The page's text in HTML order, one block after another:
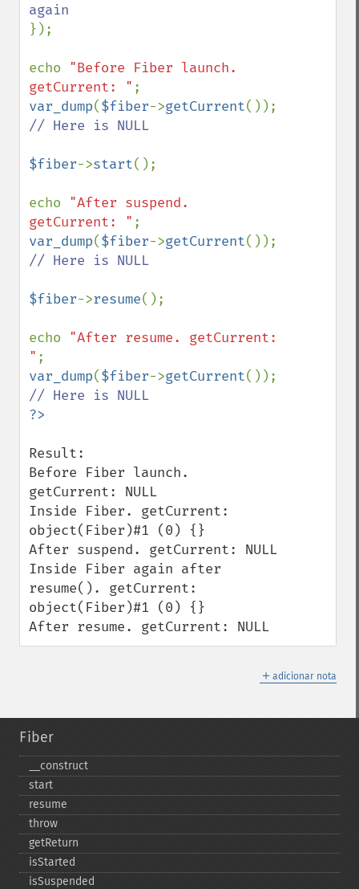
});
echo "Before Fiber launch.
getCurrent: "
var_dump($fiber->getCurrent
// Here is NULL
$fiber->start();
echo "After suspend.
getCurrent: "
var_dump($fiber->getCurrent
// Here is NULL
$fiber->resume();
echo "After resume. getCurrent:
"
var_dump($fiber->getCurrent
Result:
Before Fiber launch.
getCurrent: NULL
Inside Fiber. getCurrent:
object(Fiber)#1 (0) {}
After suspend. getCurrent: NULL
Inside Fiber again after
resume(). getCurrent:
object(Fiber)#1 (0) {}
After resume. getCurrent: NULL
＋ adicionar nota
Fiber
_​_​construct
start
resume
throw
getReturn
isStarted
isSuspended